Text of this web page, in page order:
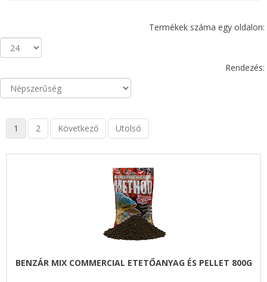
Termékek száma egy oldalon:
Rendezés:
1 2 Következő Utolsó
BENZÁR MIX COMMERCIAL ETETŐANYAG ÉS PELLET 800G